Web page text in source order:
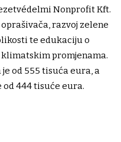
Nonprofit Kft.
razvoj zelene
te edukaciju o
promjenama.
od 555 tisuća eura, a
444 tisuće eura.